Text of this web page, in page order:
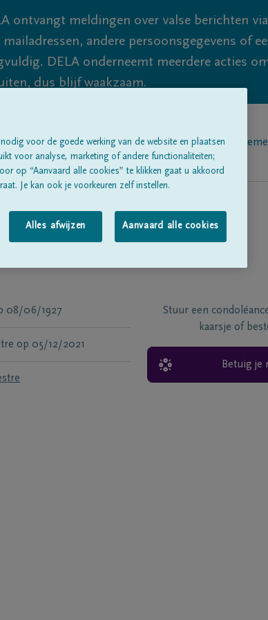
ontvangt meldingen over valse berichten
andere persoonsgegevens of
DELA onderneemt meerdere acties
dus blijf waakzaam.
Alle rouwberichtenOver ons
08/06/1927
op 05/12/2021
Stuur een
kaarsje of
Betuig je
voor de goede werking van de website en plaatsen
voor analyse, marketing of andere functionaliteiten;
op “Aanvaard alle cookies” te klikken gaat u akkoord
Je kan ook je voorkeuren zelf instellen.
Alles afwijzen Aanvaard alle cookies